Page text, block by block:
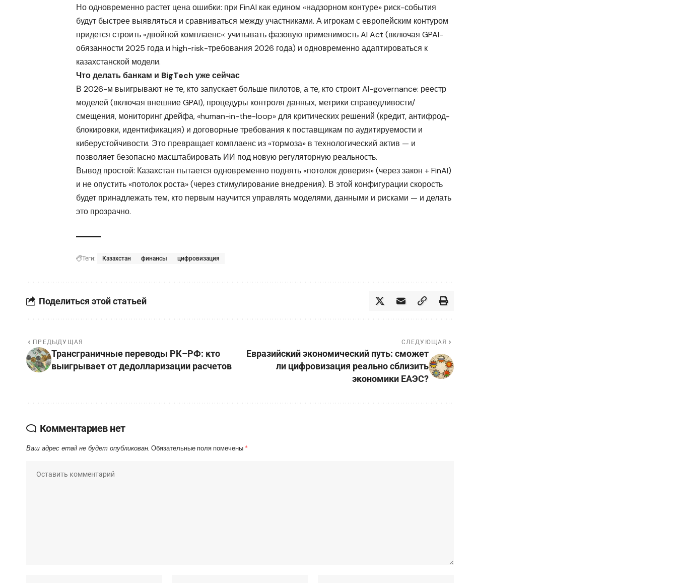
Но одновременно растет цена ошибки: при FinAI как едином «надзорном контуре» риск-события
будут быстрее выявляться и сравниваться между участниками. А игрокам с европейским контуром
придется строить «двойной комплаенс»: учитывать фазовую применимость AI Act (включая GPAI-
обязанности 2025 года и high-risk-требования 2026 года) и одновременно адаптироваться к
казахстанской модели.
Что делать банкам и BigTech уже сейчас
В 2026-м выигрывают не те, кто запускает больше пилотов, а те, кто строит AI-governance: реестр
моделей (включая внешние GPAI), процедуры контроля данных, метрики справедливости/
смещения, мониторинг дрейфа, «human-in-the-loop» для критических решений (кредит, антифрод-
блокировки, идентификация) и договорные требования к поставщикам по аудитируемости и
киберустойчивости. Это превращает комплаенс из «тормоза» в технологический актив — и
позволяет безопасно масштабировать ИИ под новую регуляторную реальность.
Вывод простой: Казахстан пытается одновременно поднять «потолок доверия» (через закон + FinAI)
и не опустить «потолок роста» (через стимулирование внедрения). В этой конфигурации скорость
будет принадлежать тем, кто первым научится управлять моделями, данными и рисками — и делать
это прозрачно.
Теги: Казахстан финансы цифровизация
Поделиться этой статьей
ПРЕДЫДУЩАЯ
Трансграничные переводы РК–РФ: кто
выигрывает от дедолларизации расчетов
СЛЕДУЮЩАЯ
Евразийский экономический путь: сможет
ли цифровизация реально сблизить
экономики ЕАЭС?
Комментариев нет
Ваш адрес email не будет опубликован. Обязательные поля помечены *